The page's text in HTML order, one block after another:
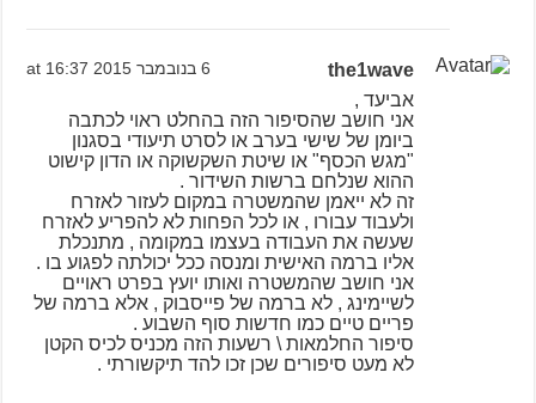
the1wave 6 בנובמבר 2015 at 16:37
אביעד ,
אני חושב שהסיפור הזה בהחלט ראוי לכתבה
ביומן של שישי בערב או לסרט תיעודי בסגנון
"מגש הכסף" או שיטת השקשוקה או הדון קישוט
ההוא שנלחם ברשות השידור .
זה לא ייאמן שהמשטרה במקום לעזור לאזרח
ולעבוד עבורו , או לכל הפחות לא להפריע לאזרח
שעשה את העבודה בעצמו במקומה , מתנכלת
אליו ברמה האישית ומנסה ככל יכולתה לפגוע בו .
אני חושב שהמשטרה ואותו יועץ בפרט ראויים
לשיימינג , לא ברמה של פייסבוק , אלא ברמה של
פריים טיים כמו חדשות סוף השבוע .
סיפור החלמאות \ רשעות הזה מכניס לכיס הקטן
לא מעט סיפורים שכן זכו להד תיקשורתי .